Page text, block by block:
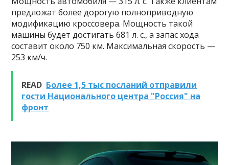
предложат более дорогую полноприводную
модификацию кроссовера. Мощность такой
машины будет достигать 681 л. с., а запас хода
составит около 750 км. Максимальная скорость —
253 км/ч.
READ Более 1,5 тыс посланий отправили
гости Национального центра "Россия" на
фронт